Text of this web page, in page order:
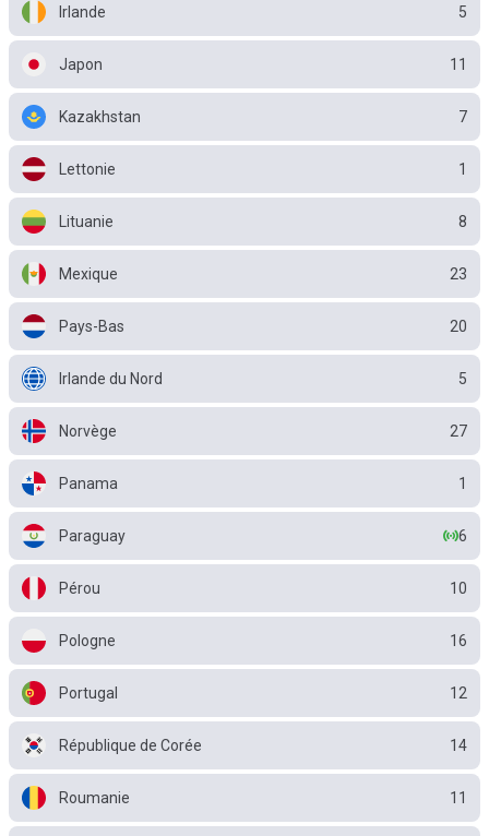
Irlande 5
Japon 11
Kazakhstan 7
Lettonie 1
Lituanie 8
Mexique 23
Pays-Bas 20
Irlande du Nord 5
Norvège 27
Panama 1
Paraguay 6
Pérou 10
Pologne 16
Portugal 12
République de Corée 14
Roumanie 11